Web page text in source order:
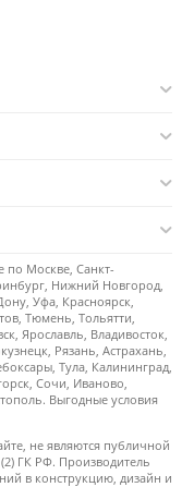
по Москве, Санкт-
Нижний Новгород,
Уфа, Красноярск,
Тюмень, Тольятти,
Ярославль, Владивосток,
Рязань, Астрахань,
Тула, Калининград,
Сочи, Иваново,
Выгодные условия
не являются публичной
ГК РФ. Производитель
в конструкцию, дизайн и